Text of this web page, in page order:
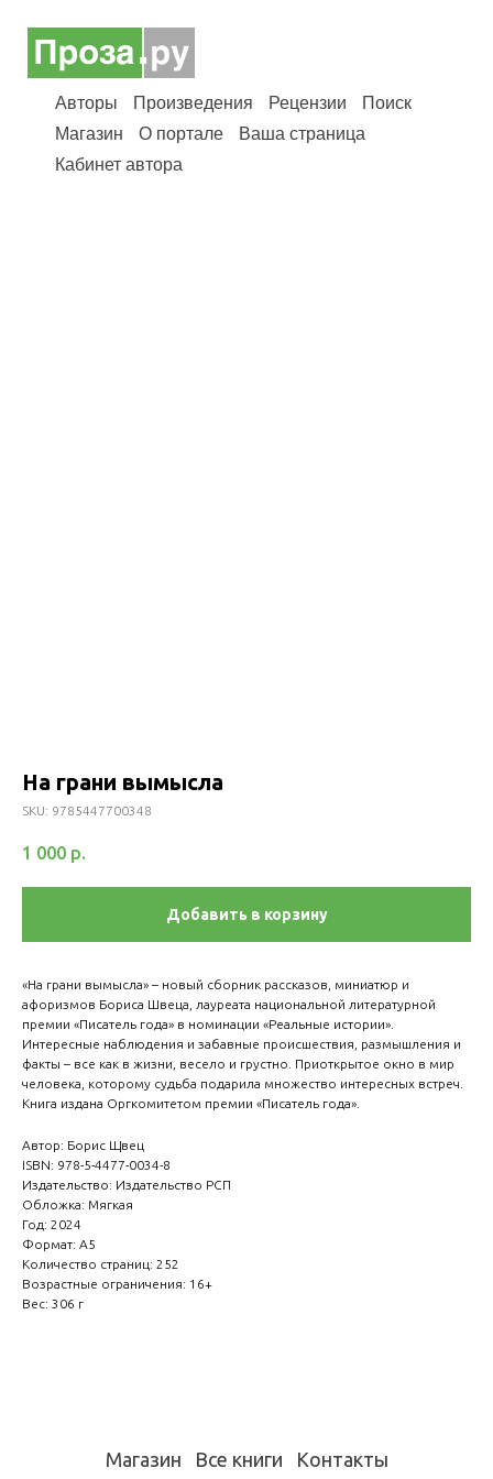
Авторы Произведения Рецензии
Поиск
Магазин
О портале
Ваша страница
Кабинет автора
На грани вымысла
SKU: 9785447700348
1 000 р.
Добавить в корзину
«На грани вымысла» – новый сборник рассказов, миниатюр и
афоризмов Бориса Швеца, лауреата национальной литературной
премии «Писатель года» в номинации «Реальные истории».
Интересные наблюдения и забавные происшествия, размышления и
факты – все как в жизни, весело и грустно. Приоткрытое окно в мир
человека, которому судьба подарила множество интересных встреч.
Книга издана Оргкомитетом премии «Писатель года».
Автор: Борис Щвец
ISBN: 978-5-4477-0034-8
Издательство: Издательство РСП
Обложка: Мягкая
Год: 2024
Формат: А5
Количество страниц: 252
Возрастные ограничения: 16+
Вес: 306 г
Магазин Все книги Контакты